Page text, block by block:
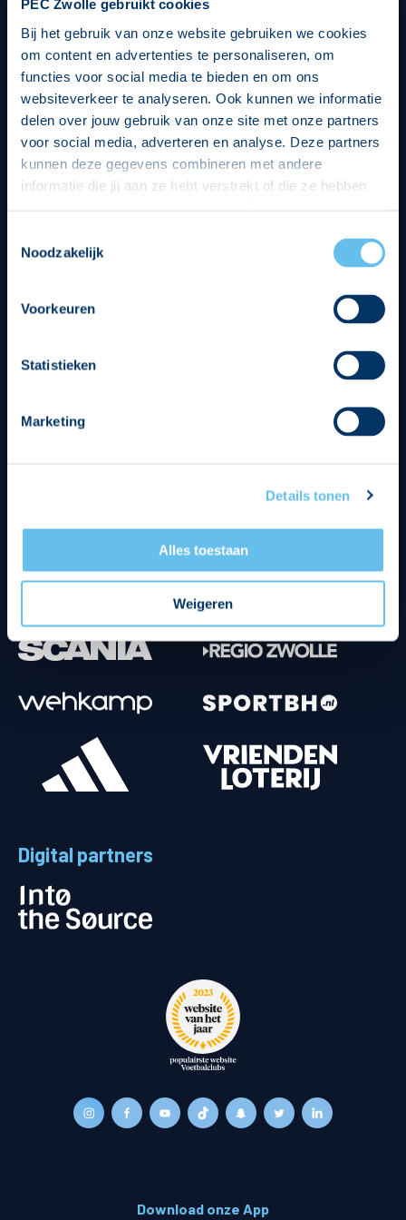
PEC Zwolle gebruikt cookies
Bij het gebruik van onze website gebruiken we cookies
om content en advertenties te personaliseren, om
functies voor social media te bieden en om ons
websiteverkeer te analyseren. Ook kunnen we informatie
delen over jouw gebruik van onze site met onze partners
voor social media, adverteren en analyse. Deze partners
kunnen deze gegevens combineren met andere
informatie die jij aan ze hebt verstrekt of die ze hebben
op een veilige en integere wijze. Je kunt je toestemming
beheren op de privacy- en cookieverklaring pagina.
Noodzakelijk
Voorkeuren
Statistieken
Marketing
Details tonen
Alles toestaan
Weigeren
Digital partners
Download onze App